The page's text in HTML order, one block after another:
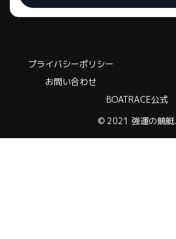
プライバシーポリシー
お問い合わせ
BOATRACE公式
© 2021 強運の競艇.